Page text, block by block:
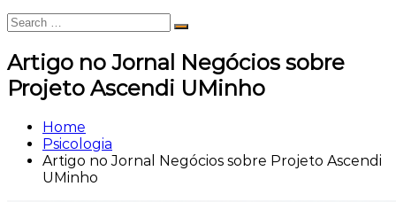
Search
for:
Search
Artigo no Jornal Negócios sobre
Projeto Ascendi UMinho
Home
Psicologia
Artigo no Jornal Negócios sobre Projeto Ascendi
UMinho